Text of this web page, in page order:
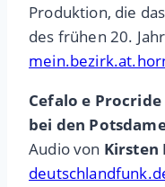
Produktion, die
des frühen 20.
Cefalo e
bei den
Audio von Kirsten